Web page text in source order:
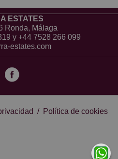
bedrooms, 2 shower rooms
lounge-diner.
25,000 litres.
ESTATES
Ronda, Málaga
y +44 7528 266 099
estates.com
/ Política de cookies